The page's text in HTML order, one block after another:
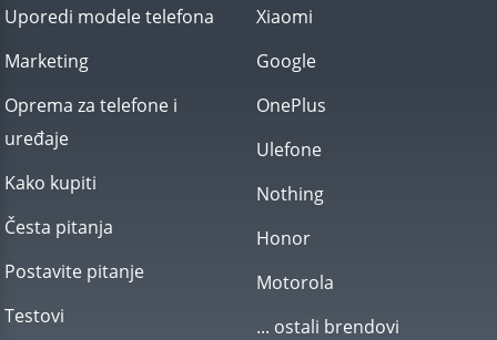
Uporedi modele telefona
Marketing
Oprema za telefone i
uređaje
Kako kupiti
Česta pitanja
Postavite pitanje
Testovi
Xiaomi
Google
OnePlus
Ulefone
Nothing
Honor
Motorola
... ostali brendovi